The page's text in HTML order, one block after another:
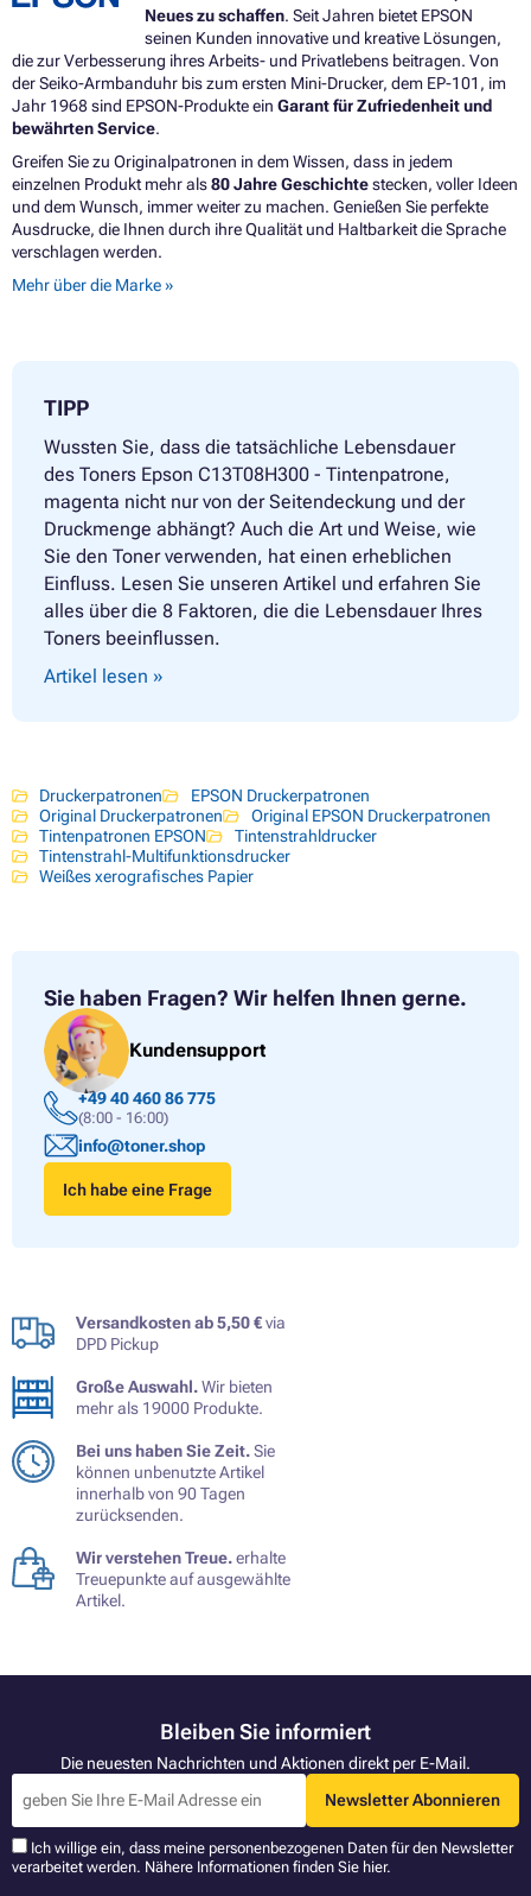
Neues zu schaffen. Seit Jahren bietet EPSON
seinen Kunden innovative und kreative Lösungen,
die zur Verbesserung ihres Arbeits- und Privatlebens beitragen. Von
der Seiko-Armbanduhr bis zum ersten Mini-Drucker, dem EP-101, im
Jahr 1968 sind EPSON-Produkte ein Garant für Zufriedenheit und
bewährten Service.
Greifen Sie zu Originalpatronen in dem Wissen, dass in jedem
einzelnen Produkt mehr als80 Jahre Geschichtestecken, voller Ideen
und dem Wunsch, immer weiter zu machen. Genießen Sie perfekte
Ausdrucke, die Ihnen durch ihre Qualität und Haltbarkeit die Sprache
verschlagen werden.
Mehr über die Marke »
TIPP
Wussten Sie, dass die tatsächliche Lebensdauer
des Toners Epson C13T08H300 - Tintenpatrone,
magenta nicht nur von der Seitendeckung und der
Druckmenge abhängt? Auch die Art und Weise, wie
Sie den Toner verwenden, hat einen erheblichen
Einfluss. Lesen Sie unseren Artikel und erfahren Sie
alles über die 8 Faktoren, die die Lebensdauer Ihres
Toners beeinflussen.
Artikel lesen »
Druckerpatronen
EPSON Druckerpatronen
Original Druckerpatronen
Original EPSON Druckerpatronen
Tintenpatronen EPSON
Tintenstrahldrucker
Tintenstrahl-Multifunktionsdrucker
Weißes xerografisches Papier
Sie haben Fragen? Wir helfen Ihnen gerne.
Kundensupport
+49 40 460 86 775
(8:00 - 16:00)
info@toner.shop
Ich habe eine Frage
Versandkosten ab 5,50 €via
DPD Pickup
Große Auswahl.Wir bieten
mehr als 19000 Produkte.
Bei uns haben Sie Zeit.Sie
können unbenutzte Artikel
innerhalb von 90 Tagen
zurücksenden.
Wir verstehen Treue.erhalte
Treuepunkte auf ausgewählte
Artikel.
Bleiben Sie informiert
Die neuesten Nachrichten und Aktionen direkt per E-Mail.
Newsletter Abonnieren
Ich willige ein, dass meine personenbezogenen Daten für den Newsletter
verarbeitet werden. Nähere Informationen finden Sie hier.